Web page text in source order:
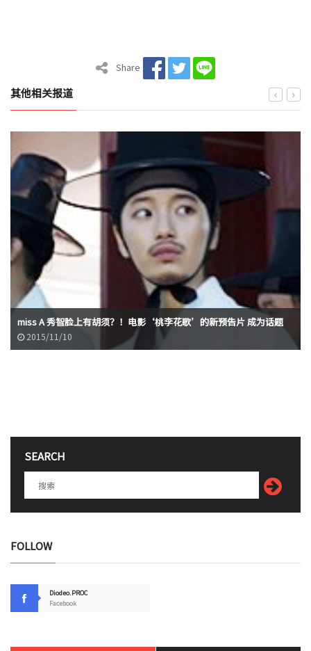
Share
其他相关报道
miss A 秀智脸上有胡须？！电影‘桃李花歌’的新预告片 成为话题
2015/11/10
SEARCH
FOLLOW
Diodeo.PROC
Facebook